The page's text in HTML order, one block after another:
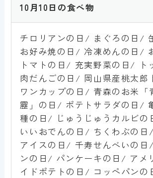
10 月10 日 の食べ物
チロリアンの日/ まぐろの日/
お好み焼の日/ 冷凍めんの日/
トマトの日/ 充実野菜の日/ ト
肉だんごの日/ 岡山県産桃太郎
ワンカップの日/ 青森のお米「
靂」の日/ ポテトサラダの日/
種の日/ じゅうじゅうカルビの
いいおでんの日/ ちくわぶの日
アイスの日/ 千寿せんべいの
ンの日/ パンケーキの日/ アメ
イドポテトの日/ コッペパンの